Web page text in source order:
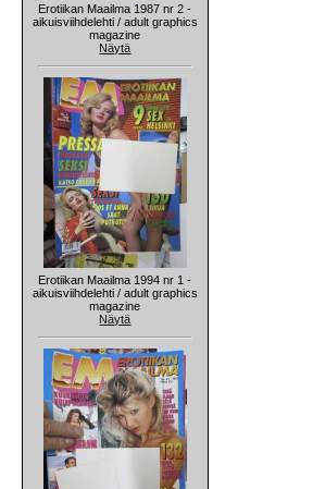
Erotiikan Maailma 1987 nr 2 -
aikuisviihdelehti / adult graphics
magazine
Näytä
Erotiikan Maailma 1994 nr 1 -
aikuisviihdelehti / adult graphics
magazine
Näytä